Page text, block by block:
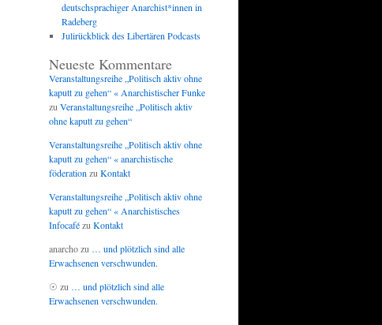
deutschsprachiger Anarchist*innen in
Radeberg
Julirückblick des Libertären Podcasts
Neueste Kommentare
Veranstaltungsreihe „Politisch aktiv ohne
kaputt zu gehen“ « Anarchistischer Funke
zu Veranstaltungsreihe „Politisch aktiv
ohne kaputt zu gehen“
Veranstaltungsreihe „Politisch aktiv ohne
kaputt zu gehen“ « anarchistische
föderation zu Kontakt
Veranstaltungsreihe „Politisch aktiv ohne
kaputt zu gehen“ « Anarchistisches
Infocafézu Kontakt
anarchozu … und plötzlich sind alle
Erwachsenen verschwunden.
☉ zu … und plötzlich sind alle
Erwachsenen verschwunden.